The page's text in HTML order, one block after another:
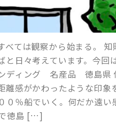
べては観察から始まる。
と日々考えています。今
ィング 名産品 徳島県
離感がかわったような印象
０％船でいく。何だか遠
徳島 […]